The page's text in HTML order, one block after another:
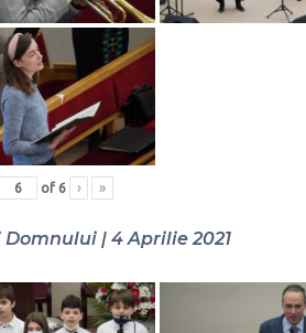
of 6 › »
| 4 Aprilie 2021